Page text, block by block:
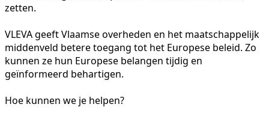
zetten.
VLEVA geeft Vlaamse overheden en het maatschappelijk
middenveld betere toegang tot het Europese beleid. Zo
kunnen ze hun Europese belangen tijdig en
geïnformeerd behartigen.
Hoe kunnen we je helpen?